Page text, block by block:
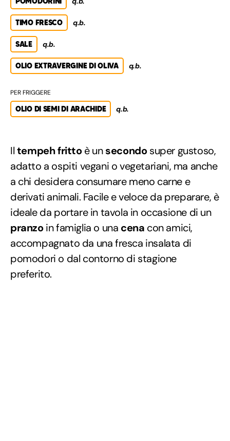
TIMO FRESCO q.b.
SALE q.b.
OLIO EXTRAVERGINE DI OLIVA q.b.
PER FRIGGERE
OLIO DI SEMI DI ARACHIDE q.b.
Iltempeh frittoè unsecondosuper gustoso,
adatto a ospiti vegani o vegetariani, ma anche
a chi desidera consumare meno carne e
derivati animali. Facile e veloce da preparare, è
ideale da portare in tavola in occasione di un
pranzoin famiglia o una cena con amici,
accompagnato da una fresca insalata di
pomodori o dal contorno di stagione
preferito.